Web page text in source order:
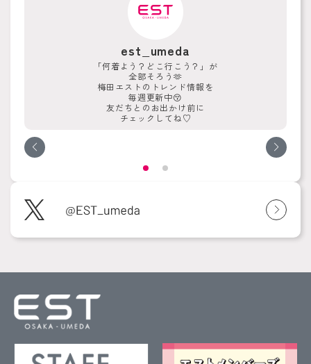
est_umeda
「何着よう？どこ行こう？」が
全部そろう🫶
梅田エストのトレンド情報を
毎週更新中😚
友だちとのお出かけ前に
チェックしてね♡